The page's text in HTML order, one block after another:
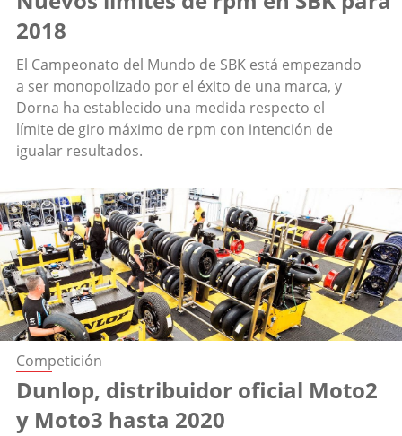
2018
El Campeonato del Mundo de SBK está empezando
a ser monopolizado por el éxito de una marca, y
Dorna ha establecido una medida respecto el
límite de giro máximo de rpm con intención de
igualar resultados.
Competición
Dunlop, distribuidor oficial Moto2
y Moto3 hasta 2020